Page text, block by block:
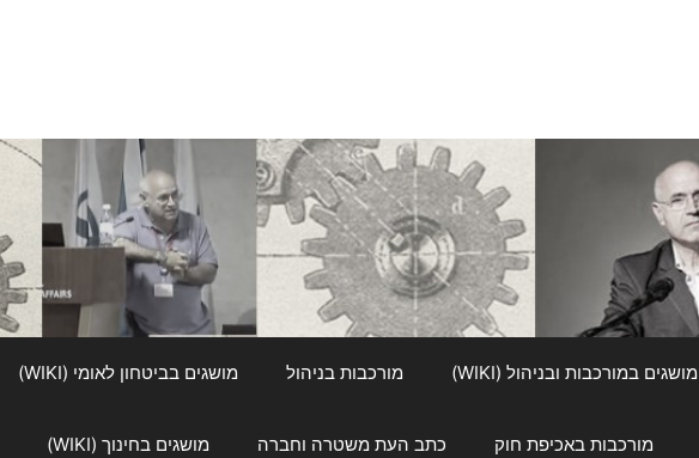
מושגים במורכבות ובניהול (WIKI) מורכבות בניהול מושגים בביטחון לאומי (WIKI)
מורכבות באכיפת חוק כתב העת משטרה וחברה מושגים בחינוך (WIKI)